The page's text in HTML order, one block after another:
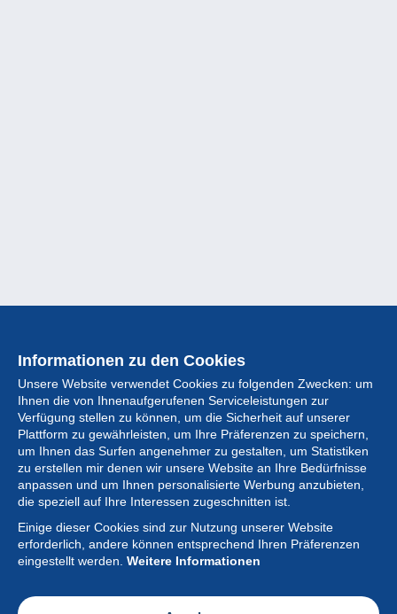
Informationen zu den Cookies
Unsere Website verwendet Cookies zu folgenden Zwecken: um
Ihnen die von Ihnenaufgerufenen Serviceleistungen zur
Verfügung stellen zu können, um die Sicherheit auf unserer
Plattform zu gewährleisten, um Ihre Präferenzen zu speichern,
um Ihnen das Surfen angenehmer zu gestalten, um Statistiken
zu erstellen mir denen wir unsere Website an Ihre Bedürfnisse
anpassen und um Ihnen personalisierte Werbung anzubieten,
die speziell auf Ihre Interessen zugeschnitten ist.
Einige dieser Cookies sind zur Nutzung unserer Website
erforderlich, andere können entsprechend Ihren Präferenzen
eingestellt werden. Weitere Informationen
Sammlung
Neuigkeiten
Artikel
Gesellschaft